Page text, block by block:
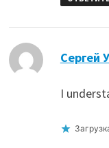
Сергей
I